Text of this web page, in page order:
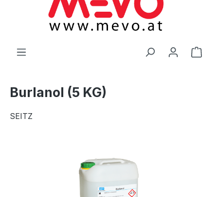
Burlanol (5 KG)
SEITZ